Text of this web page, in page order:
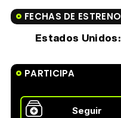
FECHAS DE ESTRENO
Estados Unidos:
PARTICIPA
Seguir